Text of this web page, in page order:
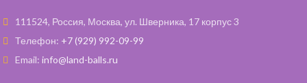
гелием и обрабатываем
111524, Россия, Москва, ул. Шверника, 17 корпус 3
Телефон: +7 (929) 992-09-99
Email: info@land-balls.ru